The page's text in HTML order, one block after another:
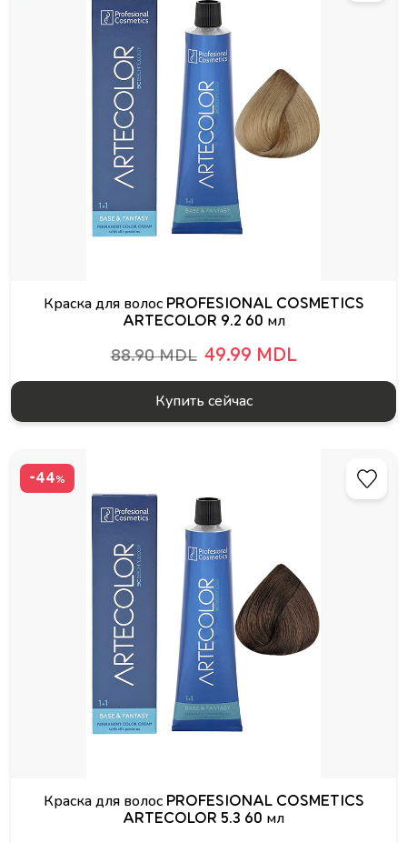
Краска для волос PROFESIONAL COSMETICS
ARTECOLOR 9.2 60 мл
88.90 MDL 49.99 MDL
Купить сейчас
-44%
Краска для волос PROFESIONAL COSMETICS
ARTECOLOR 5.3 60 мл